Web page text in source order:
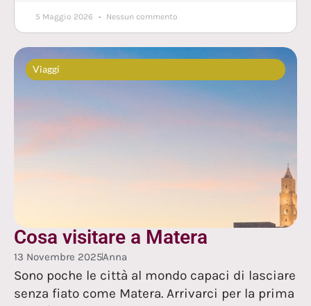
5 Maggio 2026 Nessun commento
Viaggi
Cosa visitare a Matera
13 Novembre 2025Anna
Sono poche le città al mondo capaci di lasciare
senza fiato come Matera. Arrivarci per la prima